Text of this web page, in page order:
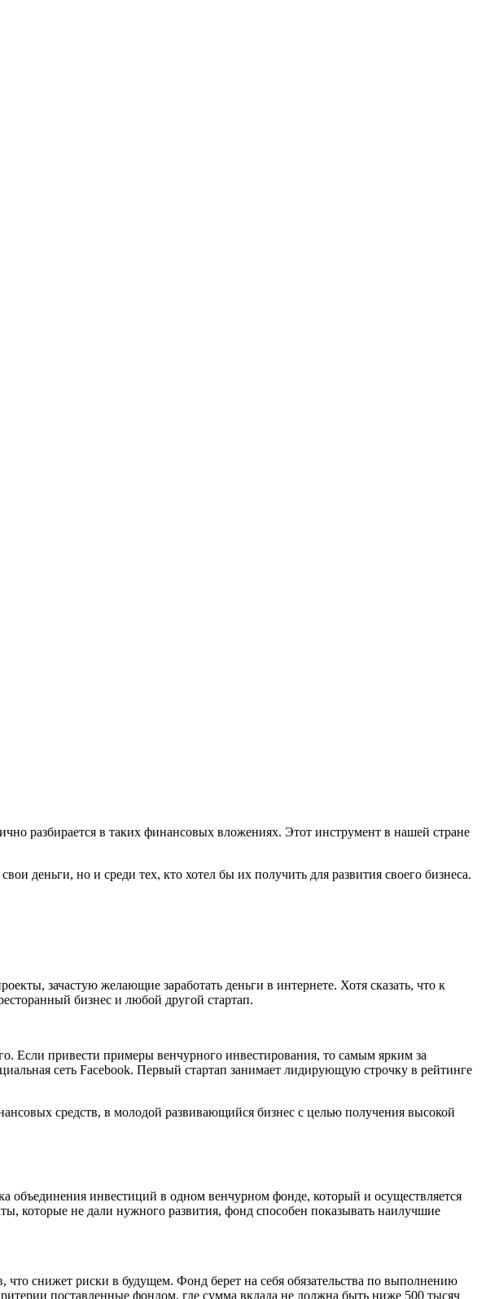
разбирается в таких финансовых вложениях. Этот инструмент в нашей стране
деньги, но и среди тех, кто хотел бы их получить для развития своего бизнеса.
зачастую желающие заработать деньги в интернете. Хотя сказать, что к
бизнес и любой другой стартап.
Если привести примеры венчурного инвестирования, то самым ярким за
сеть Facebook. Первый стартап занимает лидирующую строчку в рейтинге
средств, в молодой развивающийся бизнес с целью получения высокой
объединения инвестиций в одном венчурном фонде, который и осуществляется
которые не дали нужного развития, фонд способен показывать наилучшие
снижет риски в будущем. Фонд берет на себя обязательства по выполнению
поставленные фондом, где сумма вклада не должна быть ниже 500 тысяч